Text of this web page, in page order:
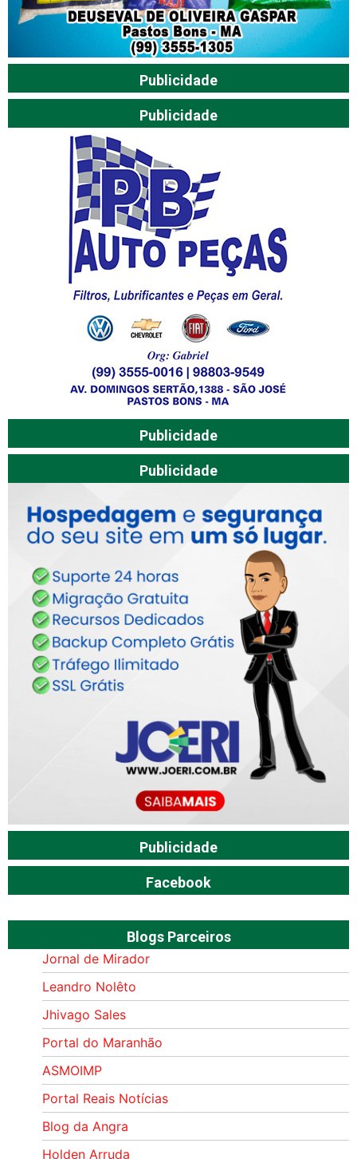
Publicidade
Publicidade
Publicidade
Publicidade
Publicidade
Facebook
Blogs Parceiros
Jornal de Mirador
Leandro Nolêto
Jhivago Sales
Portal do Maranhão
ASMOIMP
Portal Reais Notí­cias
Blog da Angra
Holden Arruda